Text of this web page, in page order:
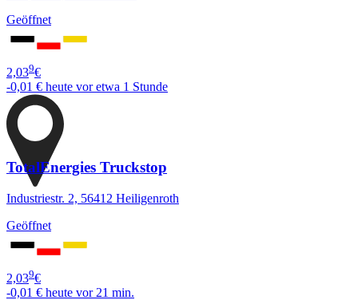
Geöffnet
2,039€
-0,01 € heute vor etwa 1 Stunde
TotalEnergies Truckstop
Industriestr. 2, 56412 Heiligenroth
Geöffnet
2,039€
-0,01 € heute vor 21 min.